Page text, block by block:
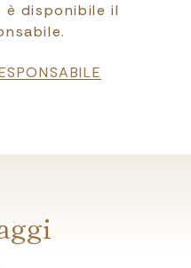
è disponibile il